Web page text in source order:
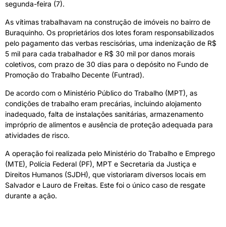
segunda-feira (7).
As vítimas trabalhavam na construção de imóveis no bairro de
Buraquinho. Os proprietários dos lotes foram responsabilizados
pelo pagamento das verbas rescisórias, uma indenização de R$
5 mil para cada trabalhador e R$ 30 mil por danos morais
coletivos, com prazo de 30 dias para o depósito no Fundo de
Promoção do Trabalho Decente (Funtrad).
De acordo com o Ministério Público do Trabalho (MPT), as
condições de trabalho eram precárias, incluindo alojamento
inadequado, falta de instalações sanitárias, armazenamento
impróprio de alimentos e ausência de proteção adequada para
atividades de risco.
A operação foi realizada pelo Ministério do Trabalho e Emprego
(MTE), Polícia Federal (PF), MPT e Secretaria da Justiça e
Direitos Humanos (SJDH), que vistoriaram diversos locais em
Salvador e Lauro de Freitas. Este foi o único caso de resgate
durante a ação.